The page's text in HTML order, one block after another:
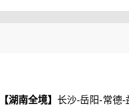
【湖南全境】长沙-岳阳-常德-